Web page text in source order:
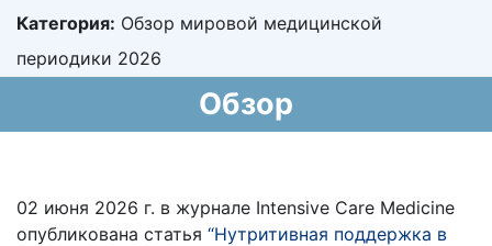
Категория: Обзор мировой медицинской
периодики 2026
Обзор
02 июня 2026 г. в журнале Intensive Care Medicine
опубликована статья “Нутритивная поддержка в